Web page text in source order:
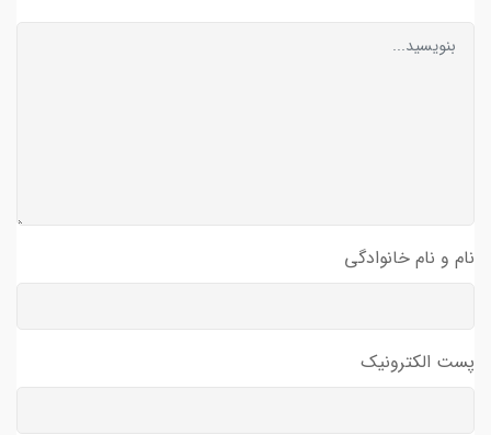
نام و نام خانوادگی
پست الکترونیک